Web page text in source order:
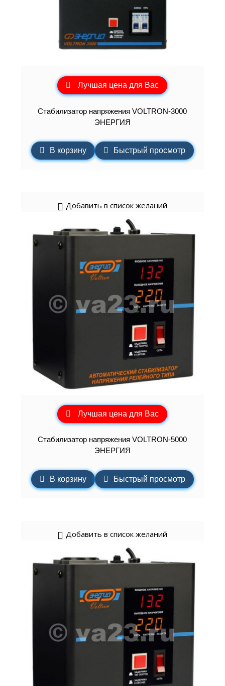
Лучшая цена для Вас
Cтабилизатор напряжения VOLTRON-3000
ЭНЕРГИЯ
В корзину Быстрый просмотр
Добавить в список желаний
Лучшая цена для Вас
Cтабилизатор напряжения VOLTRON-5000
ЭНЕРГИЯ
В корзину Быстрый просмотр
Добавить в список желаний